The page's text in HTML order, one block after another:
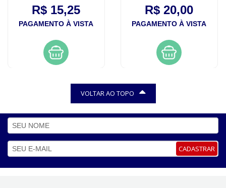
R$ 15,25
PAGAMENTO À VISTA
R$ 20,00
PAGAMENTO À VISTA
VOLTAR AO TOPO
CADASTRAR